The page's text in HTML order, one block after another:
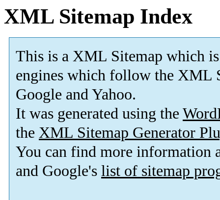
XML Sitemap Index
This is a XML Sitemap which is
engines which follow the XML
Google and Yahoo.
It was generated using the
the XML Sitemap Generator
You can find more information
and Google's list of sitemap